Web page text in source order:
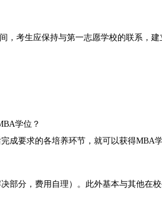
考生应保持与第一志愿学校的联系，建
学位？
成要求的各培养环节，就可以获得MBA学
部分，费用自理）。此外基本与其他在校